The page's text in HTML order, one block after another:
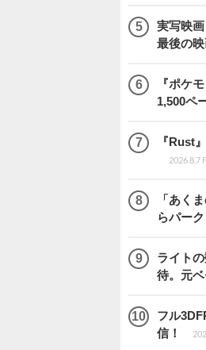
実写映
最後の
『ポケ
1,500ペ
『Rust
2026.8.7
「あく
らパー
ライト
待。元
フル
信！